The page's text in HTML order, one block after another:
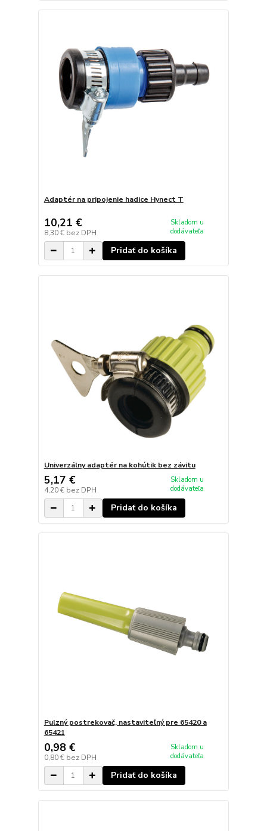
Adaptér na pripojenie hadice Hynect T
10,21 €
8,30 € bez DPH
Skladom u
dodávateľa
Pridať do košíka
Univerzálny adaptér na kohútik bez závitu
5,17 €
4,20 € bez DPH
Skladom u
dodávateľa
Pridať do košíka
Pulzný postrekovač, nastaviteľný pre 65420 a
65421
0,98 €
0,80 € bez DPH
Skladom u
dodávateľa
Pridať do košíka